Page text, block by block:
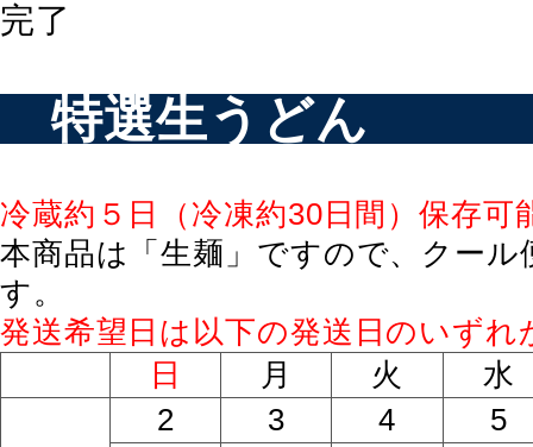
完了
特選生うどん
冷蔵約５日（冷凍約30日間）保存可
本商品は「生麺」ですので、クー
す。
発送希望日は以下の発送日のいずれ
日
月 火 水
2 3 4
5